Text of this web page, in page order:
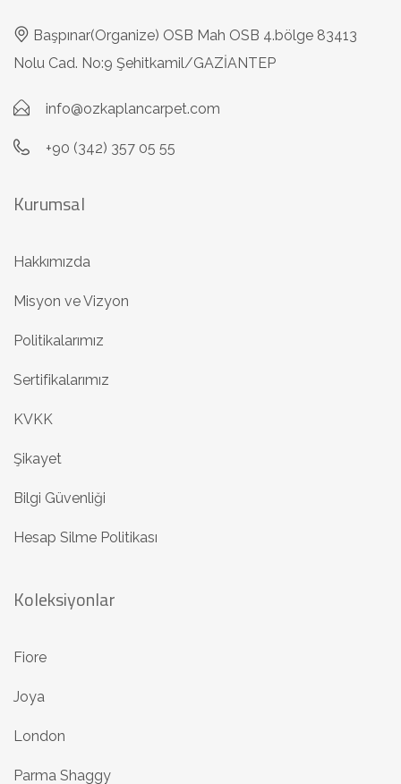
Başpınar(Organize) OSB Mah OSB 4.bölge 83413
Nolu Cad. No:9 Şehitkamil/GAZİANTEP
info@ozkaplancarpet.com
+90 (342) 357 05 55
Kurumsal
Hakkımızda
Misyon ve Vizyon
Politikalarımız
Sertifikalarımız
KVKK
Şikayet
Bilgi Güvenliği
Hesap Silme Politikası
Koleksiyonlar
Fiore
Joya
London
Parma Shaggy